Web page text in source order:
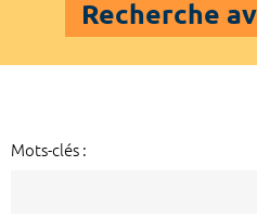
Recherche
Mots-clés :